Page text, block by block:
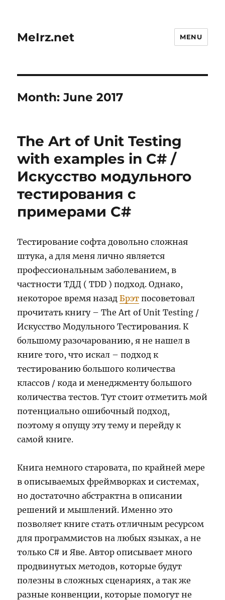
MeIrz.net MENU
Month:June 2017
The Art of Unit Testing
with examples in C# /
Искусство модульного
тестирования с
примерами C#
Тестирование софта довольно сложная
штука, а для меня лично является
профессиональным заболеванием, в
частности ТДД ( TDD ) подход. Однако,
некоторое время назадБрэт посоветовал
прочитать книгу – The Art of Unit Testing /
Искусство Модульного Тестирования. К
большому разочарованию, я не нашел в
книге того, что искал – подход к
тестированию большого количества
классов / кода и менеджменту большого
количества тестов. Тут стоит отметить мой
потенциально ошибочный подход,
поэтому я опущу эту тему и перейду к
самой книге.
Книга немного старовата, по крайней мере
в описываемых фреймворках и системах,
но достаточно абстрактна в описании
решений и мышлений. Именно это
позволяет книге стать отличным ресурсом
для программистов на любых языках, а не
только С# и Яве. Автор описывает много
продвинутых методов, которые будут
полезны в сложных сценариях, а так же
разные конвенции, которые помогут не